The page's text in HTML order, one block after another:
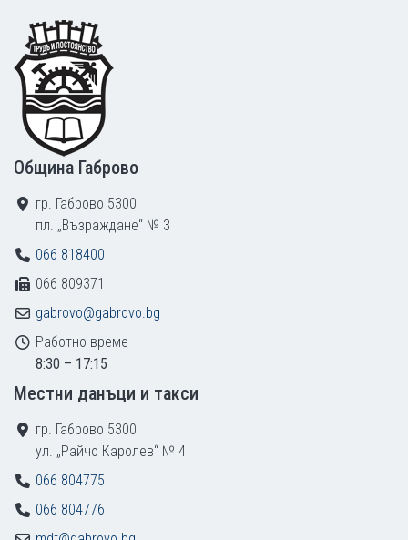
Footer
Община Габрово
гр. Габрово 5300
пл. „Възраждане“ № 3
066 818400
066 809371
gabrovo@gabrovo.bg
Работно време
8:30 – 17:15
Местни данъци и такси
гр. Габрово 5300
ул. „Райчо Каролев“ № 4
066 804775
066 804776